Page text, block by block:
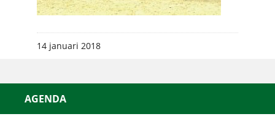
14 januari 2018
AGENDA